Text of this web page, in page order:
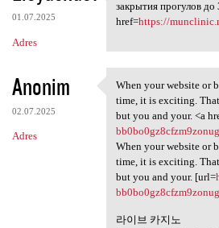
01.07.2025
Adres
закрытия прогулов до
href=https://
Anonim
02.07.2025
Adres
When your
When your website or
time, it is exciting.
but you and your. <a
When your website or
time, it is exciting.
but you and your. [url=
라이브 카지노